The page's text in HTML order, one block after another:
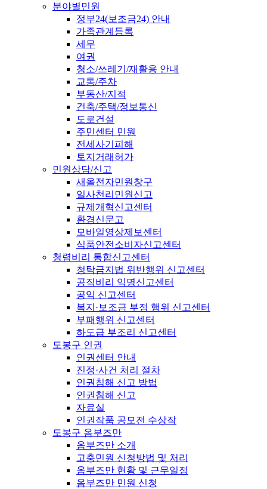
분야별민원
정부24(보조금24) 안내
가족관계등록
세무
여권
청소/쓰레기/재활용 안내
교통/주차
부동산/지적
건축/주택/정보통신
도로건설
주민센터 민원
전세사기피해
토지거래허가
민원상담/신고
새올전자민원창구
일사천리민원신고
규제개혁신고센터
환경신문고
모바일영상제보센터
식품안전소비자신고센터
청렴비리 통합신고센터
청탁금지법 위반행위 신고센터
공직비리 익명신고센터
공익 신고센터
복지·보조금 부정 행위 신고센터
부패행위 신고센터
하도급 부조리 신고센터
도봉구 인권
인권센터 안내
진정·사건 처리 절차
인권침해 신고 방법
인권침해 신고
자료실
인권작품 공모전 수상작
도봉구 옴부즈만
옴부즈만 소개
고충민원 신청방법 및 처리
옴부즈만 현황 및 근무일정
옴부즈만 민원 신청